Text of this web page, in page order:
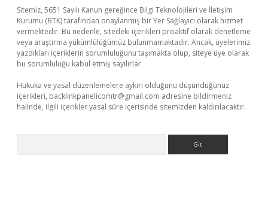
Sitemiz, 5651 Sayılı Kanun gereğince Bilgi Teknolojileri ve İletişim
Kurumu (BTK) tarafından onaylanmış bir Yer Sağlayıcı olarak hizmet
vermektedir. Bu nedenle, sitedeki içerikleri proaktif olarak denetleme
veya araştırma yükümlülüğümüz bulunmamaktadır. Ancak, üyelerimiz
yazdıkları içeriklerin sorumluluğunu taşımakta olup, siteye üye olarak
bu sorumluluğu kabul etmiş sayılırlar.
Hukuka ve yasal düzenlemelere aykırı olduğunu düşündüğünüz
içerikleri, backlinkpanelicomtr@gmail.com adresine bildirmeniz
halinde, ilgili içerikler yasal süre içerisinde sitemizden kaldırılacaktır.